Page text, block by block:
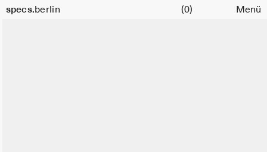
specs.berlin
Warenkorb (0) Menü